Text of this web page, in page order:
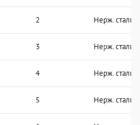
2 Нерж. сталь
3 Нерж. сталь
4 Нерж. сталь
5 Нерж. сталь